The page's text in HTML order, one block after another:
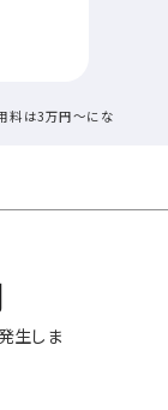
は3万円～にな
生しま